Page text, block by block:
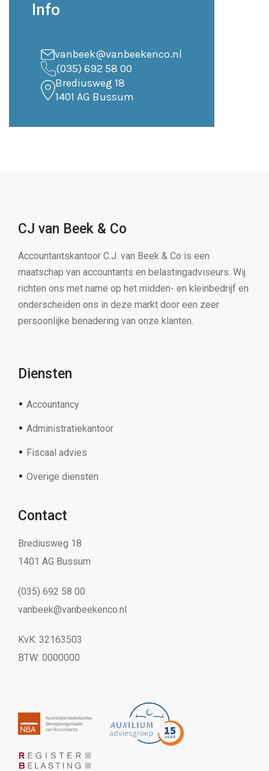
Info
vanbeek@vanbeekenco.nl
(035) 692 58 00
Brediusweg 18
1401 AG Bussum
CJ van Beek & Co
Accountantskantoor C.J. van Beek & Co is een
maatschap van accountants en belastingadviseurs. Wij
richten ons met name op het midden- en kleinbedrijf en
onderscheiden ons in deze markt door een zeer
persoonlijke benadering van onze klanten.
Diensten
Accountancy
Administratiekantoor
Fiscaal advies
Overige diensten
Contact
Brediusweg 18
1401 AG Bussum
(035) 692 58 00
vanbeek@vanbeekenco.nl
KvK: 32163503
BTW: 0000000